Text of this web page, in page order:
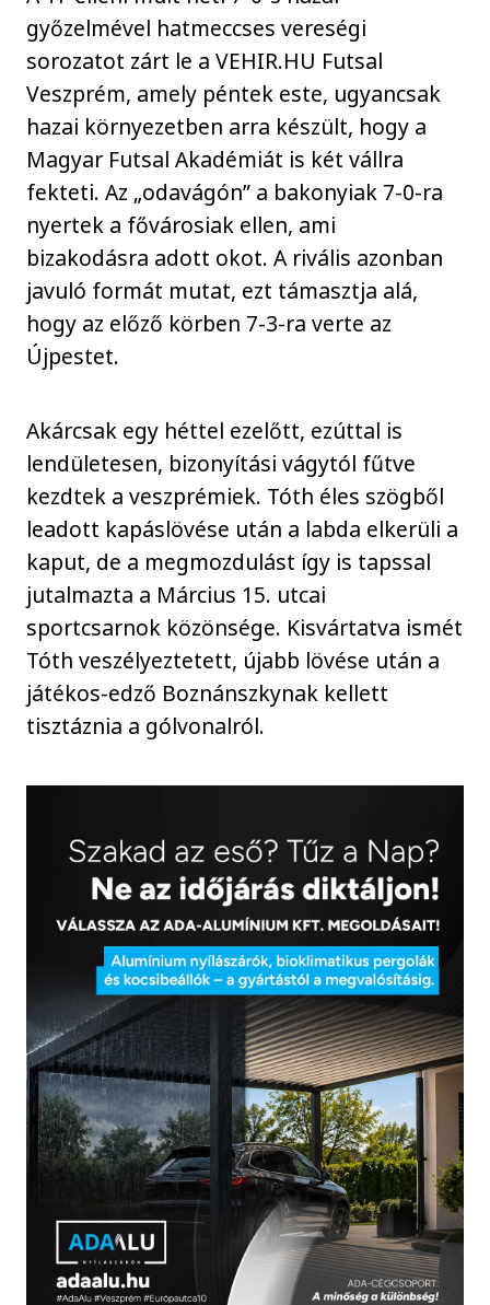
győzelmével hatmeccses vereségi
sorozatot zárt le a VEHIR.HU Futsal
Veszprém, amely péntek este, ugyancsak
hazai környezetben arra készült, hogy a
Magyar Futsal Akadémiát is két vállra
fekteti. Az „odavágón” a bakonyiak 7-0-ra
nyertek a fővárosiak ellen, ami
bizakodásra adott okot. A rivális azonban
javuló formát mutat, ezt támasztja alá,
hogy az előző körben 7-3-ra verte az
Újpestet.
Akárcsak egy héttel ezelőtt, ezúttal is
lendületesen, bizonyítási vágytól fűtve
kezdtek a veszprémiek. Tóth éles szögből
leadott kapáslövése után a labda elkerüli a
kaput, de a megmozdulást így is tapssal
jutalmazta a Március 15. utcai
sportcsarnok közönsége. Kisvártatva ismét
Tóth veszélyeztetett, újabb lövése után a
játékos-edző Boznánszkynak kellett
tisztáznia a gólvonalról.